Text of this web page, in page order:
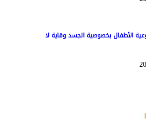
الأطفال بخصوصية الجسد وقاية لا